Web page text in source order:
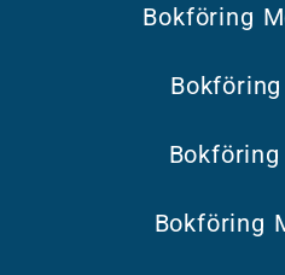
Bokföring
Bokföring